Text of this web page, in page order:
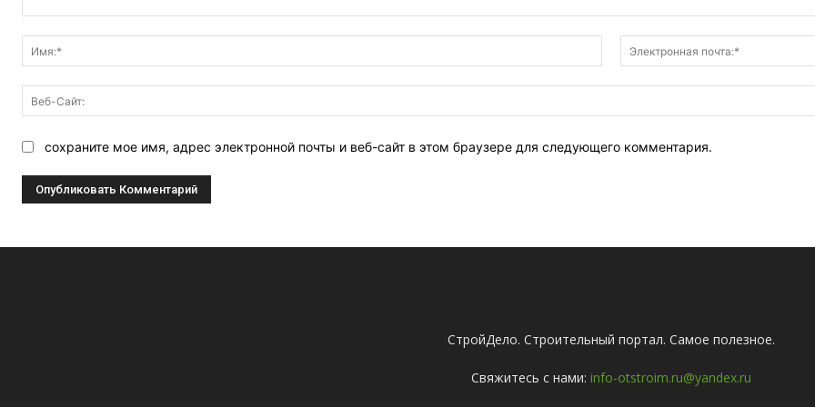
Имя:*
сохраните мое имя, адрес электронной почты и веб-сайт в этом браузере для следующего комментария.
СтройДело. Строительный портал. Самое полезное.
Свяжитесь с нами: info-otstroim.ru@yandex.ru